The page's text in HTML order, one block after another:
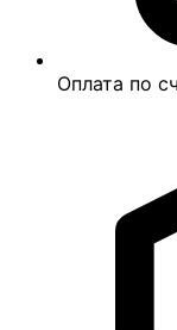
Оплата по